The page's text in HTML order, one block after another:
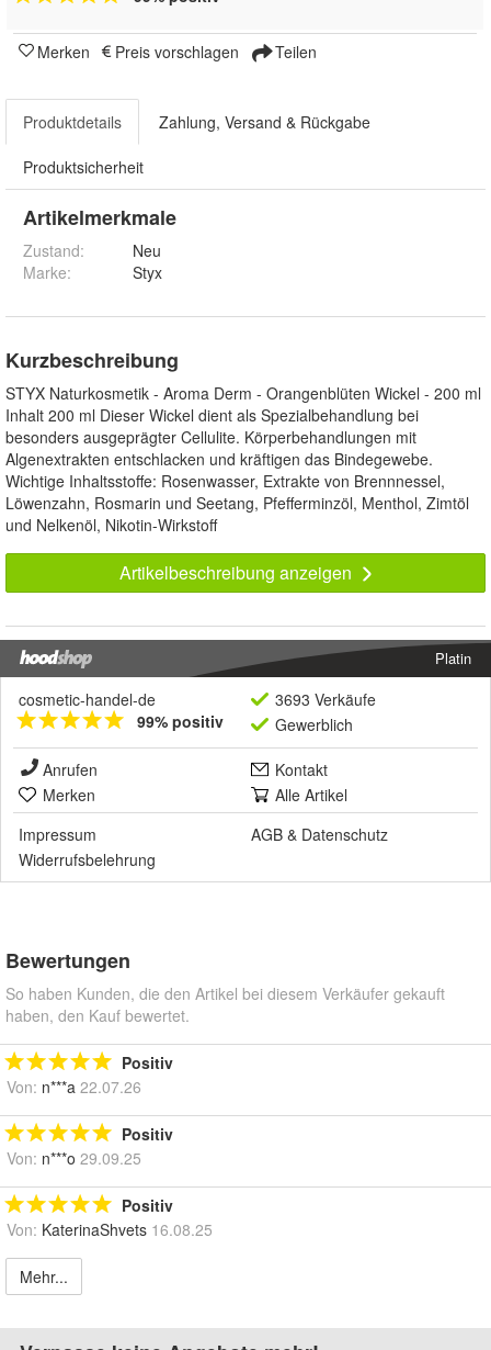
Merken Preis vorschlagen Teilen
Produktdetails Zahlung, Versand & Rückgabe
Produktsicherheit
Artikelmerkmale
Zustand:
Neu
Marke:
Styx
Kurzbeschreibung
STYX Naturkosmetik - Aroma Derm - Orangenblüten Wickel - 200 ml
Inhalt 200 ml Dieser Wickel dient als Spezialbehandlung bei
besonders ausgeprägter Cellulite. Körperbehandlungen mit
Algenextrakten entschlacken und kräftigen das Bindegewebe.
Wichtige Inhaltsstoffe: Rosenwasser, Extrakte von Brennnessel,
Löwenzahn, Rosmarin und Seetang, Pfefferminzöl, Menthol, Zimtöl
und Nelkenöl, Nikotin-Wirkstoff
Artikelbeschreibung anzeigen
Platin
cosmetic-handel-de
99% positiv
3693 Verkäufe
Gewerblich
Anrufen
Kontakt
Merken
Alle Artikel
Impressum
AGB & Datenschutz
Widerrufsbelehrung
Bewertungen
So haben Kunden, die den Artikel bei diesem Verkäufer gekauft
haben, den Kauf bewertet.
Positiv
Von: n***a 22.07.26
Positiv
Von: n***o 29.09.25
Positiv
Von: KaterinaShvets 16.08.25
Mehr...